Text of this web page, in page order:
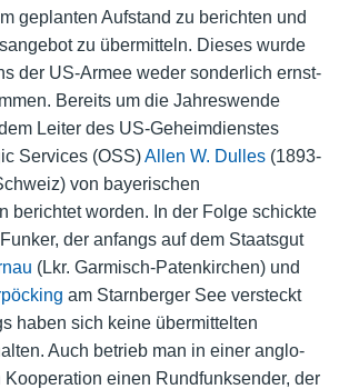
geplanten Aufstand zu berichten und
zu übermitteln. Dieses wurde
der US-Armee weder sonderlich ernst-
Bereits um die Jahreswende
Leiter des US-Geheimdienstes
Services (OSS)Allen W. Dulles(1893-
von bayerischen
berichtet worden. In der Folge schickte
der anfangs auf dem Staatsgut
(Lkr. Garmisch-Patenkirchen) und
am Starnberger See versteckt
haben sich keine übermittelten
Auch betrieb man in einer anglo-
einen Rundfunksender, der